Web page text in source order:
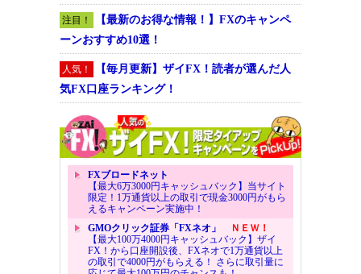
注目！
【最新のお得な情報！】FXのキャンペ
ーンおすすめ10選！
人気！
【毎月更新】ザイFX！読者が選んだ人
気FX口座ランキング！
FXブロードネット
【最大6万3000円キャッシュバック】当サイト
限定！1万通貨以上の取引で現金3000円がもら
えるキャンペーン実施中！
GMOクリック証券「FXネオ」
ＮＥＷ！
【最大100万4000円キャッシュバック】ザイ
FX！から口座開設後、FXネオで1万通貨以上
の取引で4000円がもらえる！ さらに取引量に